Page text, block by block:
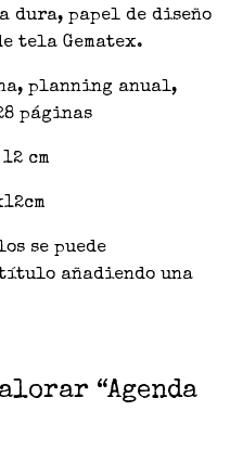
dura, papel de diseño
tela Gematex.
planning anual,
páginas
cm
se puede
añadiendo una
“Agenda